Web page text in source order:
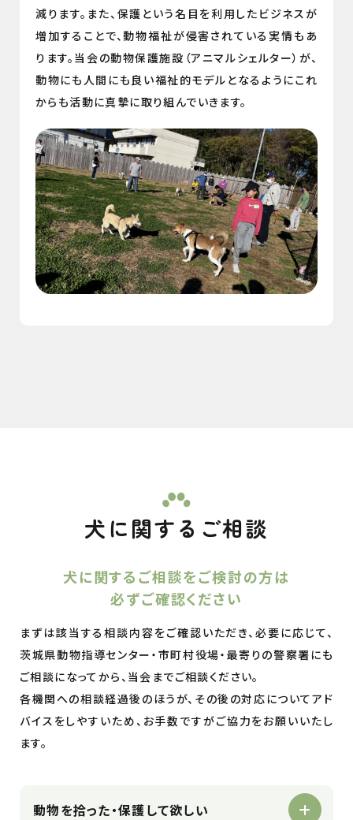
減ります。また、保護という名目を利用したビジネスが
増加することで、動物福祉が侵害されている実情もあ
ります。当会の動物保護施設（アニマルシェルター）が、
動物にも人間にも良い福祉的モデルとなるようにこれ
からも活動に真摯に取り組んでいきます。
犬に関するご相談
犬に関するご相談をご検討の方は
必ずご確認ください
まずは該当する相談内容をご確認いただき、必要に応じて、
茨城県動物指導センター・市町村役場・最寄りの警察署にも
ご相談になってから、当会までご相談ください。
各機関への相談経過後のほうが、その後の対応についてアド
バイスをしやすいため、お手数ですがご協力をお願いいたし
ます。
動物を拾った・保護して欲しい